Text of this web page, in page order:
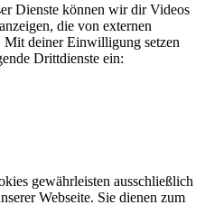
Dienste können wir dir Videos
die von externen
Mit deiner Einwilligung setzen
Drittdienste ein:
gewährleisten ausschließlich
Webseite. Sie dienen zum